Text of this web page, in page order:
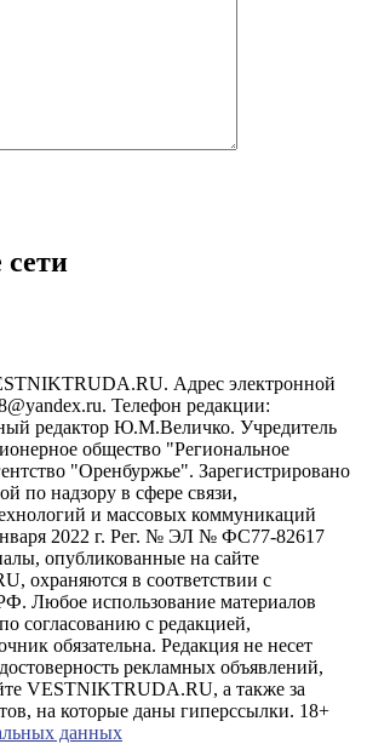
Адрес электронной
Телефон редакции:
редактор Ю.М.Величко. Учредитель
общество "Региональное
"Оренбуржье". Зарегистрировано
по надзору в сфере связи,
и массовых коммуникаций
2022 г. Рег. № ЭЛ № ФС77-82617
опубликованные на сайте
охраняются в соответствии с
Любое использование материалов
согласованию с редакцией,
обязательна. Редакция не несет
рекламных объявлений,
VESTNIKTRUDA.RU, а также за
на которые даны гиперссылки. 18+
данных